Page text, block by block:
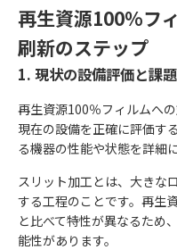
再生資源100％フ
刷新のステップ
1. 現状の設備評価と課
再生資源100％フィルムへ
現在の設備を正確に評価す
る機器の性能や状態を詳細
スリット加工とは、大きな
する工程のことです。再生
と比べて特性が異なるため
能性があります。